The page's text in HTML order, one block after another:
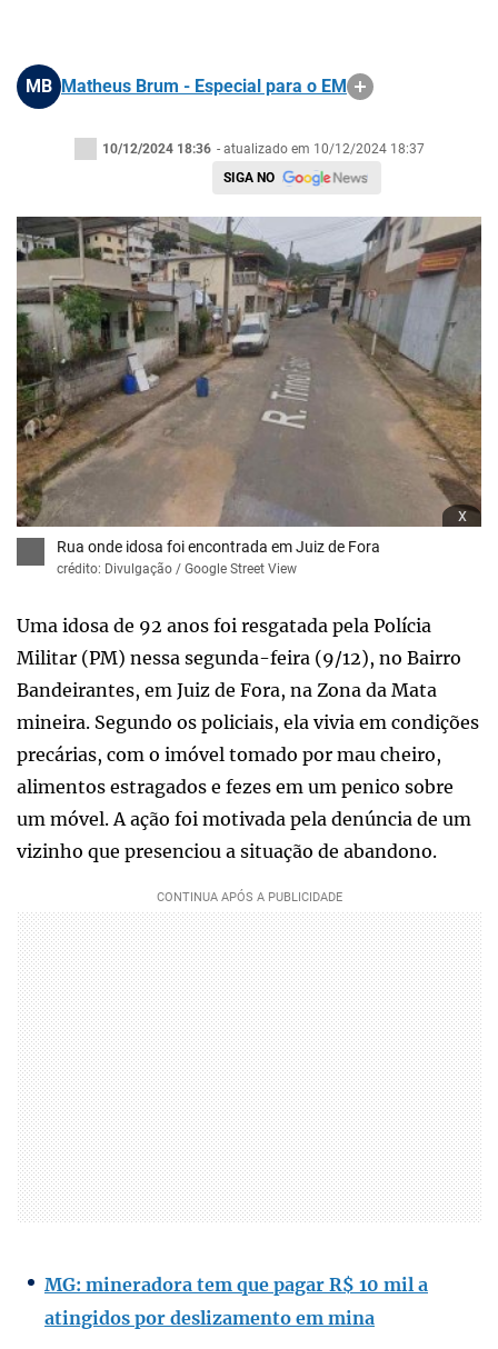
MB Matheus Brum - Especial para o EM
10/12/2024 18:36 - atualizado em 10/12/2024 18:37
SIGA NO
x
Rua onde idosa foi encontrada em Juiz de Fora
crédito: Divulgação / Google Street View
Uma idosa de 92 anos foi resgatada pela Polícia
Militar (PM) nessa segunda-feira (9/12), no Bairro
Bandeirantes, em Juiz de Fora, na Zona da Mata
mineira. Segundo os policiais, ela vivia em condições
precárias, com o imóvel tomado por mau cheiro,
alimentos estragados e fezes em um penico sobre
um móvel. A ação foi motivada pela denúncia de um
vizinho que presenciou a situação de abandono.
MG: mineradora tem que pagar R$ 10 mil a
atingidos por deslizamento em mina